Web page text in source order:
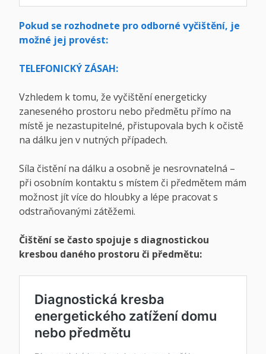
Pokud se rozhodnete pro odborné vyčištění, je
možné jej provést:
TELEFONICKÝ ZÁSAH:
Vzhledem k tomu, že vyčištění energeticky
zaneseného prostoru nebo předmětu přímo na
místě je nezastupitelné, přistupovala bych k očistě
na dálku jen v nutných případech.
Síla čistění na dálku a osobně je nesrovnatelná –
při osobním kontaktu s místem či předmětem mám
možnost jít více do hloubky a lépe pracovat s
odstraňovanými zátěžemi.
Čištění se často spojuje s diagnostickou
kresbou daného prostoru či předmětu: